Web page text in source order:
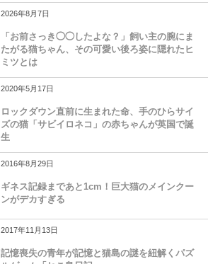
2026年8月7日
「お前さっき◯◯したよな？」飼い主の腕にま
たがる猫ちゃん、その可愛い後ろ姿に隠れたヒ
ミツとは
2020年5月17日
ロックダウン直前に生まれた命、手のひらサイ
ズの猫「サビイロネコ」の赤ちゃんが英国で誕
生
2016年8月29日
ギネス記録まであと1cm！巨大猫のメインクー
ンがデカすぎる
2017年11月13日
記憶喪失の青年が記憶と猫島の謎を紐解くパズ